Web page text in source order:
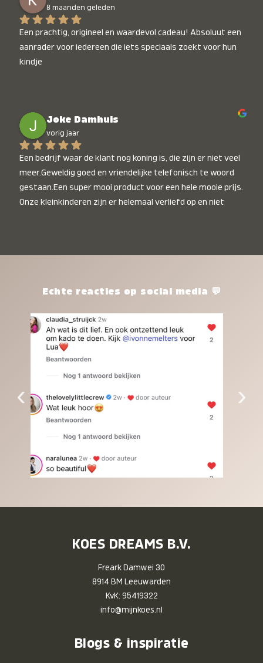
8 maanden geleden
Een prachtig, origineel en waardevol cadeau! Absoluut een
aanrader voor iedereen die iets speciaals zoekt voor hun
kindje
Joke Damhuis
vorig jaar
Een bedrijf waar de klant nog koning is, die zijn er niet veel
meer.Geweldig goed en vriendelijke telefonisch te woord
gestaan.Een super mooi product voor een hele mooie prijs.
Onze kleinkinderen zijn er helemaal verliefd op en niet
het waard.Echte reacties op social media 💬
‹ ›
KOES DREAMS B.V.
Freark Damwei 30
8914 BM Leeuwarden
KvK: 95419322
info@mijnkoes.nl
Blogs & inspiratie